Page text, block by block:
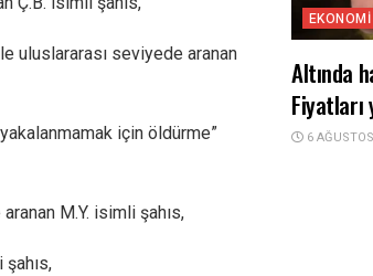
uluslararası seviyede aranan
için öldürme”
M.Y. isimli şahıs,
şahıs,
EKONOMI
Altında
6